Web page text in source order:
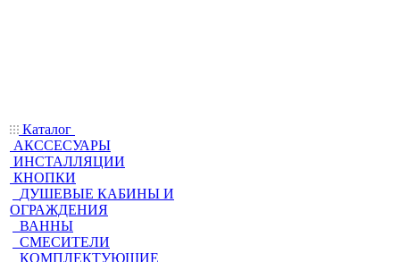
Каталог
АКССЕСУАРЫ
ИНСТАЛЛЯЦИИ
КНОПКИ
ДУШЕВЫЕ КАБИНЫ И
ОГРАЖДЕНИЯ
ВАННЫ
СМЕСИТЕЛИ
КОМПЛЕКТУЮЩИЕ